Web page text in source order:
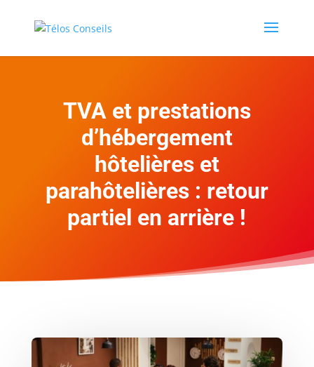
TVA et prestations
d’hébergement
hôtelières et
parahôtelières : retour
partiel en arrière !